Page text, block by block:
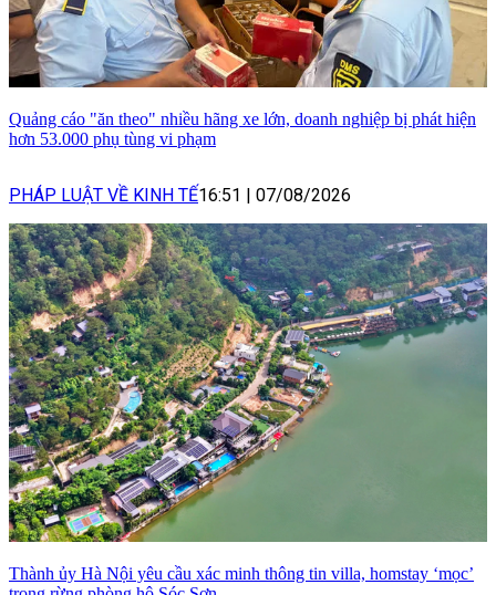
Quảng cáo "ăn theo" nhiều hãng xe lớn, doanh nghiệp bị phát hiện
hơn 53.000 phụ tùng vi phạm
PHÁP LUẬT VỀ KINH TẾ16:51 | 07/08/2026
Thành ủy Hà Nội yêu cầu xác minh thông tin villa, homstay ‘mọc’